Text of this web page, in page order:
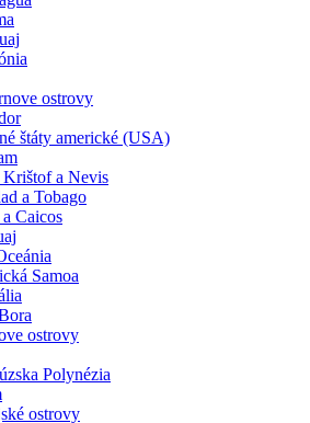
ostrovy
štáty americké (USA)
Krištof a Nevis
a Tobago
Caicos
Samoa
ostrovy
Polynézia
ostrovy